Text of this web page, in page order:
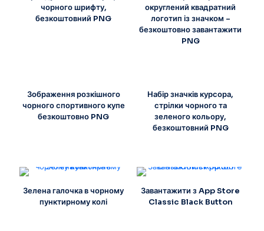
чорного шрифту,
безкоштовний PNG
округлений квадратний
логотип із значком –
безкоштовно завантажити
PNG
Зображення розкішного
чорного спортивного купе
безкоштовно PNG
Набір значків курсора,
стрілки чорного та
зеленого кольору,
безкоштовний PNG
Зелена галочка в чорному
пунктирному колі
Завантажити з App Store
Classic Black Button